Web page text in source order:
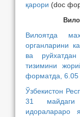
қарори (doc
Вилоятда
органларини
ва
тизимини
форматда, 6.05
Ўзбекистон
31 майдаги
идоралараро